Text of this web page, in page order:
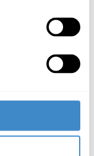
Wie schon
unsere
in
ist unser
von